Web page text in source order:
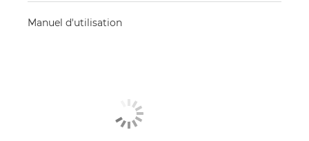
Manuel d'utilisation